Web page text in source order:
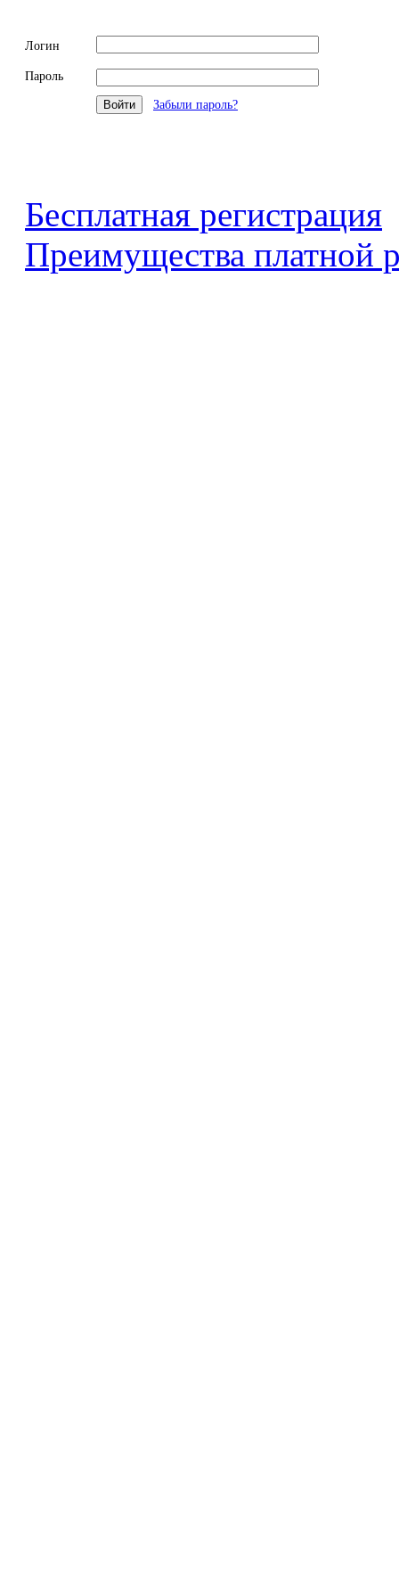
Логин
Пароль
Забыли пароль?
Бесплатная регистрация
Преимущества платной